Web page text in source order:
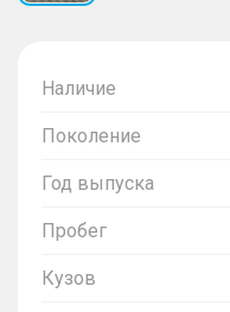
Наличие
Поколение
Год выпуска
Пробег
Кузов